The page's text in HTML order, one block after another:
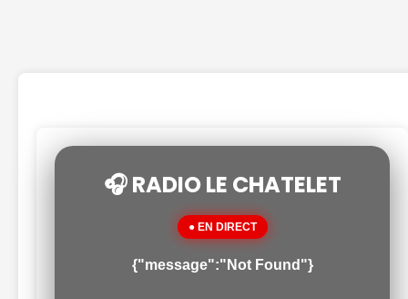
🎧 RADIO LE CHATELET
● EN DIRECT
{"message":"Not Found"}